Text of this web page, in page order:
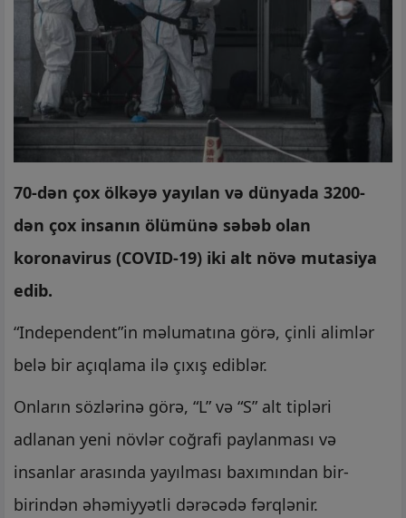
70-dən çox ölkəyə yayılan və dünyada 3200-
dən çox insanın ölümünə səbəb olan
koronavirus (COVID-19) iki alt növə mutasiya
edib.
“Independent”in məlumatına görə, çinli alimlər
belə bir açıqlama ilə çıxış ediblər.
Onların sözlərinə görə, “L” və “S” alt tipləri
adlanan yeni növlər coğrafi paylanması və
insanlar arasında yayılması baxımından bir-
birindən əhəmiyyətli dərəcədə fərqlənir.